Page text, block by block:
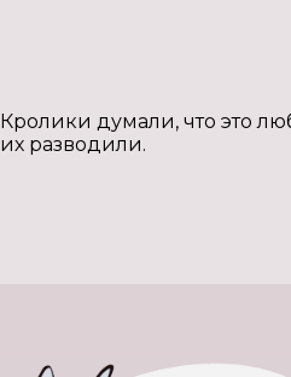
Кролики думали, что это
их разводили.